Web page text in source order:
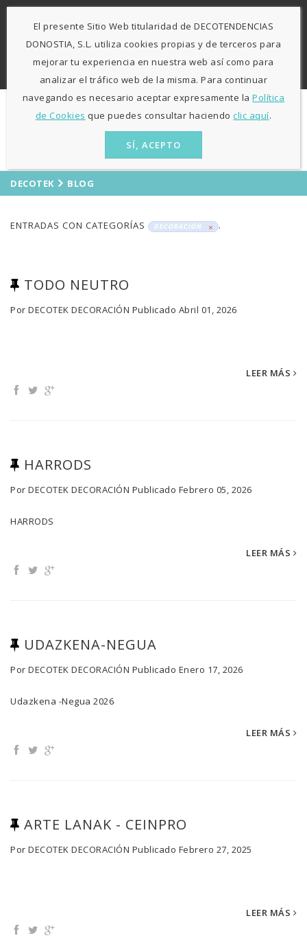
L-V: 9:30h - 13h / 15:30h - 19:30h S: 10h30 - 13h
DECOTEK BLOG
ENTRADAS CON CATEGORÍAS DECORACIÓN .
TODO NEUTRO
Por DECOTEK DECORACIÓN Publicado Abril 01, 2026
LEER MÁS
HARRODS
Por DECOTEK DECORACIÓN Publicado Febrero 05, 2026
HARRODS
LEER MÁS
UDAZKENA-NEGUA
Por DECOTEK DECORACIÓN Publicado Enero 17, 2026
Udazkena -Negua 2026
LEER MÁS
ARTE LANAK - CEINPRO
Por DECOTEK DECORACIÓN Publicado Febrero 27, 2025
LEER MÁS
El presente Sitio Web titularidad de DECOTENDENCIAS
DONOSTIA, S.L. utiliza cookies propias y de terceros para
mejorar tu experiencia en nuestra web así como para
analizar el tráfico web de la misma. Para continuar
navegando es necesario aceptar expresamente laPolítica
de Cookies que puedes consultar haciendoclic aquí.
SÍ, ACEPTO